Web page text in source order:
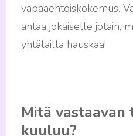
vapaaehtoiskokemus.
antaa jokaiselle jotain,
yhtälailla hauskaa!
Mitä
kuuluu?